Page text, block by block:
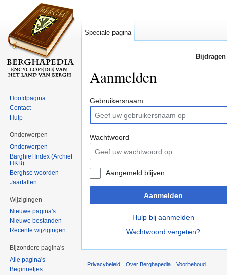
Aanmelden
Gebruikersnaam
Wachtwoord
Aangemeld blijven
Aanmelden
Hulp bij aanmelden
Wachtwoord vergeten?
Speciale pagina
Hoofdpagina
Contact
Hulp
Onderwerpen
Onderwerpen
Barghief Index (Archief
HKB)
Berghse woorden
Jaartallen
Wijzigingen
Nieuwe pagina's
Nieuwe bestanden
Recente wijzigingen
Bijzondere pagina's
Alle pagina's
Beginnetjes
Privacybeleid Over Berghapedia Voorbehoud